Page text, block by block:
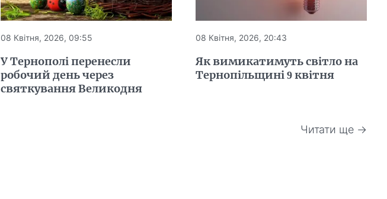
08 Квітня, 2026, 09:55
У Тернополі перенесли
робочий день через
святкування Великодня
08 Квітня, 2026, 20:43
Як вимикатимуть світло на
Тернопільщині 9 квітня
Читати ще →